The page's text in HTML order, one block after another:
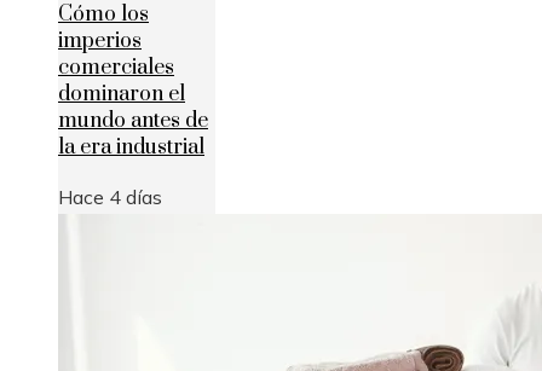
Cómo los
imperios
comerciales
dominaron el
mundo antes de
la era industrial
Hace 4 días